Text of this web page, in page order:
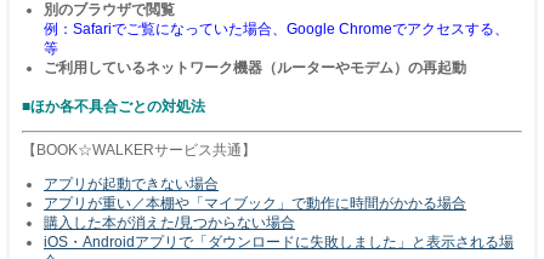
別のブラウザで閲覧
例：Safariでご覧になっていた場合、Google Chromeでアクセスする、
等
ご利用しているネットワーク機器（ルーターやモデム）の再起動
■ほか各不具合ごとの対処法
【BOOK☆WALKERサービス共通】
アプリが起動できない場合
アプリが重い／本棚や「マイブック」で動作に時間がかかる場合
購入した本が消えた/見つからない場合
iOS・Androidアプリで「ダウンロードに失敗しました」と表示される場